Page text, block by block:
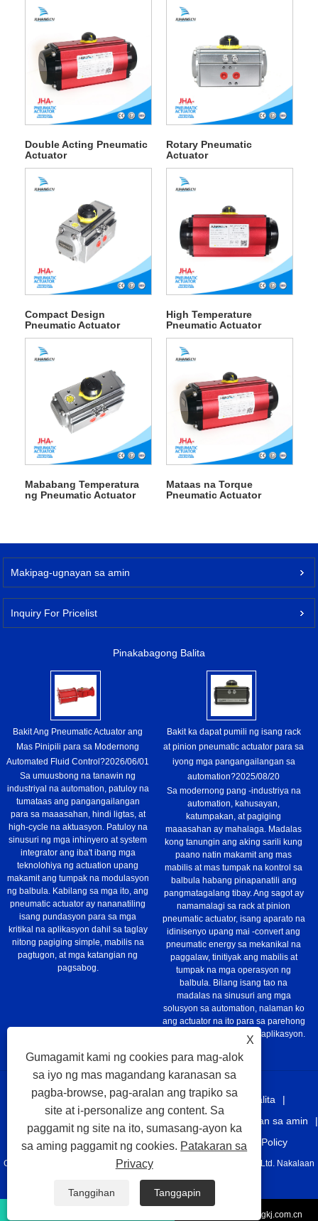
Double Acting Pneumatic
Actuator
Rotary Pneumatic
Actuator
Compact Design
Pneumatic Actuator
High Temperature
Pneumatic Actuator
Mababang Temperatura
ng Pneumatic Actuator
Mataas na Torque
Pneumatic Actuator
juhang@juhangkj.com.cn
Makipag-ugnayan sa amin
Inquiry For Pricelist
Pinakabagong Balita
Bakit Ang Pneumatic Actuator ang
Mas Pinipili para sa Modernong
Automated Fluid Control?2026/06/01
Sa umuusbong na tanawin ng
industriyal na automation, patuloy na
tumataas ang pangangailangan
para sa maaasahan, hindi ligtas, at
high-cycle na aktuasyon. Patuloy na
sinusuri ng mga inhinyero at system
integrator ang iba't ibang mga
teknolohiya ng actuation upang
makamit ang tumpak na modulasyon
ng balbula. Kabilang sa mga ito, ang
pneumatic actuator ay nananatiling
isang pundasyon para sa mga
kritikal na aplikasyon dahil sa taglay
nitong pagiging simple, mabilis na
pagtugon, at mga katangian ng
pagsabog.
Bakit ka dapat pumili ng isang rack
at pinion pneumatic actuator para sa
iyong mga pangangailangan sa
automation?2025/08/20
Sa modernong pang -industriya na
automation, kahusayan,
katumpakan, at pagiging
maaasahan ay mahalaga. Madalas
kong tanungin ang aking sarili kung
paano natin makamit ang mas
mabilis at mas tumpak na kontrol sa
balbula habang pinapanatili ang
pangmatagalang tibay. Ang sagot ay
namamalagi sa rack at pinion
pneumatic actuator, isang aparato na
idinisenyo upang mai -convert ang
pneumatic energy sa mekanikal na
paggalaw, tinitiyak ang mabilis at
tumpak na mga operasyon ng
balbula. Bilang isang tao na
madalas na sinusuri ang mga
solusyon sa automation, nalaman ko
ang actuator na ito para sa parehong
pamantayan at kritikal na aplikasyon.
Bahay Tungkol sa atin Mga produkto
Balita
Makipag-ugnayan sa amin
Mga link
Sitemap RSS XML Privacy Policy
Copyright © 2021 Taizhou Jlang Automation Eque Technology Co, Ltd. Nakalaan
ang lahat ng mga karapatan.
X
Gumagamit kami ng cookies para mag-alok
sa iyo ng mas magandang karanasan sa
pagba-browse, pag-aralan ang trapiko sa
site at i-personalize ang content. Sa
paggamit ng site na ito, sumasang-ayon ka
sa aming paggamit ng cookies. Patakaran sa
Privacy
Tanggihan Tanggapin